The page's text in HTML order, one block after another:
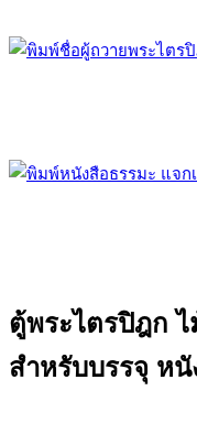
ตู้พระไตรปิฎก
สำหรับบรรจุ ห